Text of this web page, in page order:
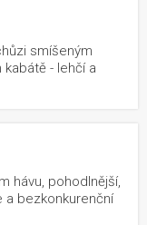
smíšeným
- lehčí a
hávu, pohodlnější,
a bezkonkurenční